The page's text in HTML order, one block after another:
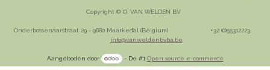
Copyright © O. VAN WELDEN BV
Onderbossenaarstraat 29 - 9680 Maarkedal (Belgium)
​+32 (0)55312223
info@vanweldenbvba.be
Aangeboden door - De #1 Open source e-commerce